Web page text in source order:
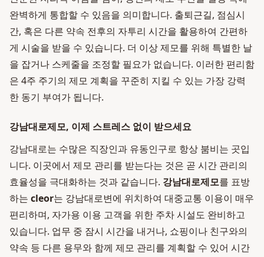
완벽하게 통합할 수 있음을 의미합니다. 출퇴근길, 점심시
간, 혹은 다른 약속 전후의 자투리 시간을 활용하여 간편하
게 시술을 받을 수 있습니다. 더 이상 제모를 위해 특별한 날
을 잡거나 스케줄을 조정할 필요가 없습니다. 이러한 편리함
은 4주 주기의 제모 계획을 꾸준히 지킬 수 있는 가장 강력
한 동기 부여가 됩니다.
강남대로제모, 이제 스트레스 없이 받으세요
강남대로는 수많은 직장인과 유동인구로 항상 붐비는 곳입
니다. 이곳에서 제모 관리를 받는다는 것은 곧 시간 관리의
효율성을 극대화하는 것과 같습니다. 강남대로제모를 표방
하는 cleor는 강남대로변에 위치하여 대중교통 이용이 매우
편리하며, 자가용 이용 고객을 위한 주차 시설도 완비하고
있습니다. 업무 중 잠시 시간을 내거나, 쇼핑이나 친구와의
약속 등 다른 용무와 함께 제모 관리를 계획할 수 있어 시간